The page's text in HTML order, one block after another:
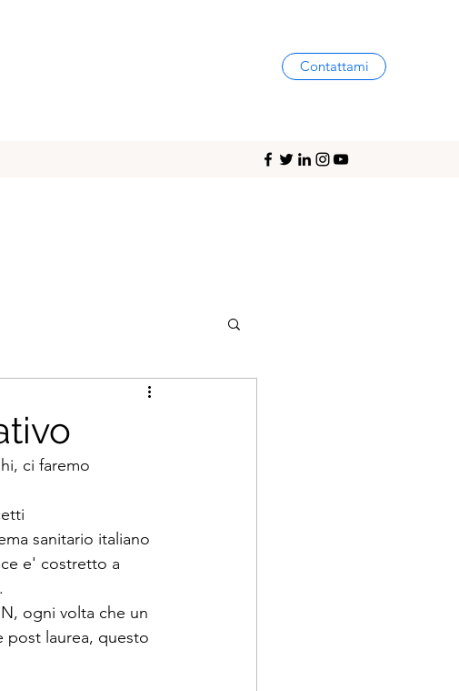
Contattami
ci faremo
sanitario italiano
e' costretto a
ogni volta che un
post laurea, questo